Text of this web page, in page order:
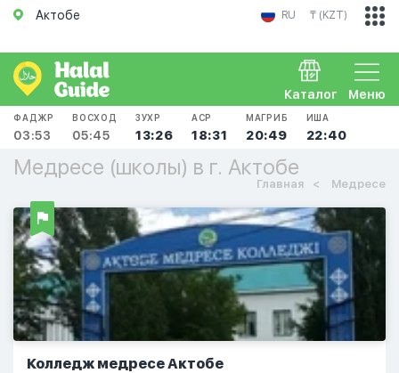
Актобе RU ₸ (KZT)
Меню
Каталог
ФАДЖР
03:53
ВОСХОД
05:45
ЗУХР
13:26
АСР
18:31
МАГРИБ
20:49
ИША
22:40
Медресе (школы) в г. Актобе
Главная Медресе
Колледж медресе Актобе